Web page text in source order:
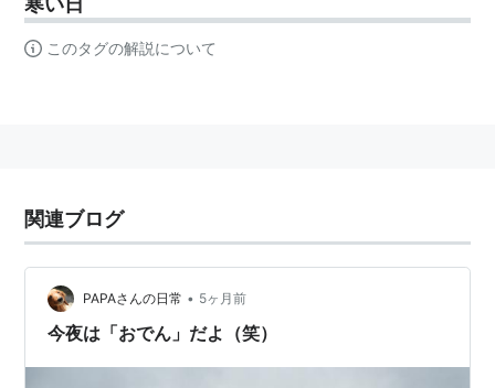
このタグの解説について
関連ブログ
PAPAさんの日常 • 5ヶ月前
今夜は「おでん」だよ（笑）